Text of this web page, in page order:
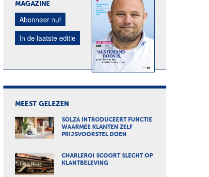
MAGAZINE
Abonneer nu!
In de laatste editie
MEEST GELEZEN
SOLZA INTRODUCEERT FUNCTIE
WAARMEE KLANTEN ZELF
PRIJSVOORSTEL DOEN
CHARLEROI SCOORT SLECHT OP
KLANTBELEVING